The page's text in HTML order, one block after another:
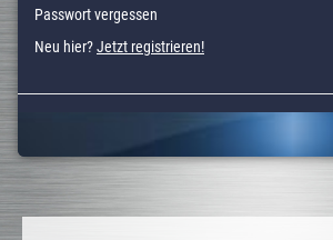
Passwort vergessen
Neu hier?Jetzt registrieren!